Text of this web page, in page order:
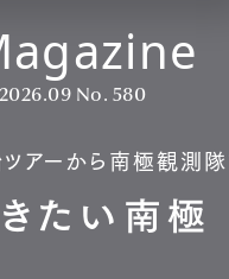
2026.09 No. 580
ツアーから南極観測隊
たい南極